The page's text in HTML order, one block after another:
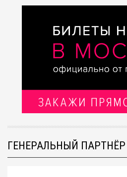
ГЕНЕРАЛЬНЫЙ ПАРТНЁР